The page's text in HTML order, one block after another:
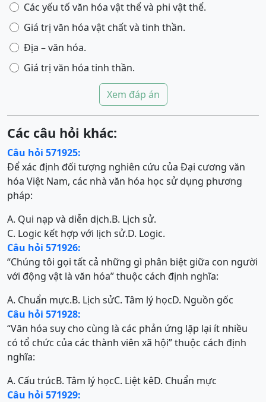
Các yếu tố văn hóa vật thể và phi vật thể.
Giá trị văn hóa vật chất và tinh thần.
Địa – văn hóa.
Giá trị văn hóa tinh thần.
Xem đáp án
Các câu hỏi khác:
Câu hỏi 571925:
Để xác định đối tượng nghiên cứu của Đại cương văn
hóa Việt Nam, các nhà văn hóa học sử dụng phương
pháp:
A. Qui nạp và diễn dịch.B. Lịch sử.
C. Logic kết hợp với lịch sử.D. Logic.
Câu hỏi 571926:
“Chúng tôi gọi tất cả những gì phân biệt giữa con người
với động vật là văn hóa” thuộc cách định nghĩa:
A. Chuẩn mực.B. Lịch sửC. Tâm lý họcD. Nguồn gốc
Câu hỏi 571928:
“Văn hóa suy cho cùng là các phản ứng lặp lại ít nhiều
có tổ chức của các thành viên xã hội” thuộc cách định
nghĩa:
A. Cấu trúcB. Tâm lý họcC. Liệt kêD. Chuẩn mực
Câu hỏi 571929: